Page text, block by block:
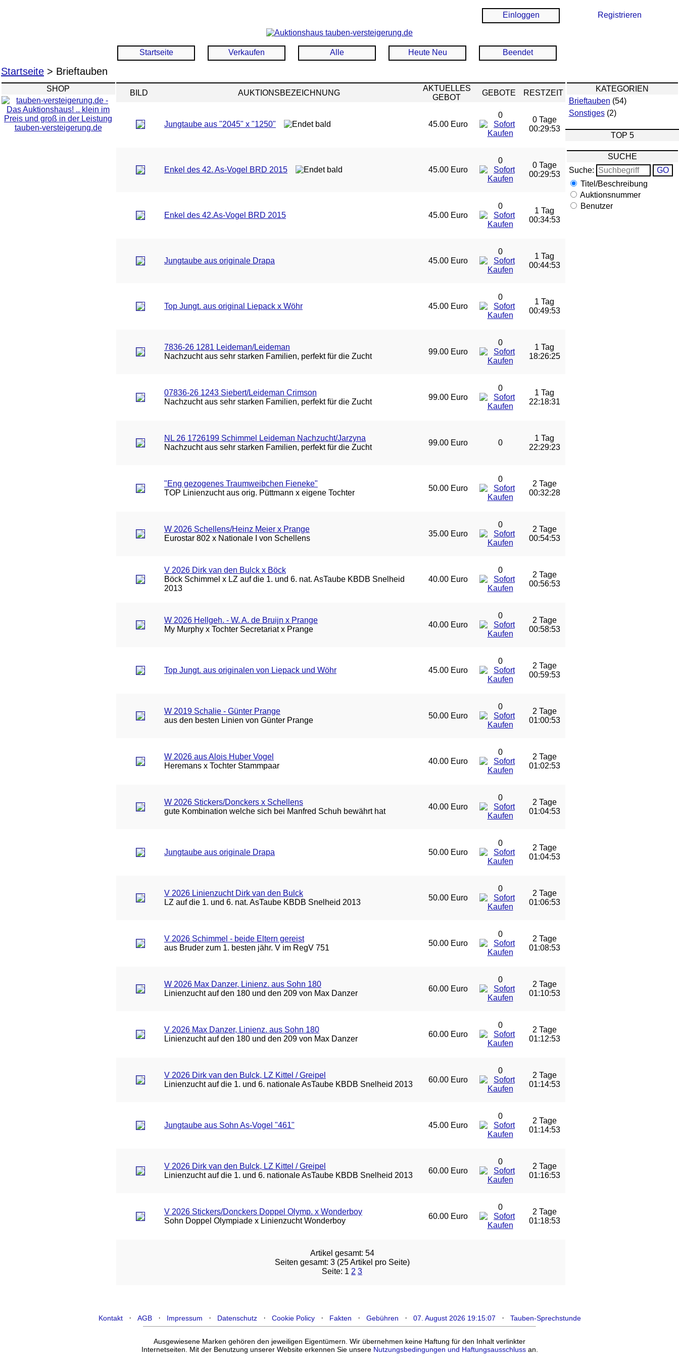
Einloggen Registrieren
Startseite Verkaufen Alle Heute Neu Beendet
Startseite > Brieftauben
SHOP
tauben-versteigerung.de
BILD AUKTIONSBEZEICHNUNG
AKTUELLES
GEBOT
GEBOTE RESTZEIT
Jungtaube aus "2045" x "1250" 45.00 Euro
0
0 Tage
00:29:53
Enkel des 42. As-Vogel BRD 2015 45.00 Euro
0
0 Tage
00:29:53
Enkel des 42.As-Vogel BRD 2015 45.00 Euro
0
1 Tag
00:34:53
Jungtaube aus originale Drapa 45.00 Euro
0
1 Tag
00:44:53
Top Jungt. aus original Liepack x Wöhr 45.00 Euro
0
1 Tag
00:49:53
7836-26 1281 Leideman/Leideman
Nachzucht aus sehr starken Familien, perfekt für die Zucht
99.00 Euro
0
1 Tag
18:26:25
07836-26 1243 Siebert/Leideman Crimson
Nachzucht aus sehr starken Familien, perfekt für die Zucht
99.00 Euro
0
1 Tag
22:18:31
NL 26 1726199 Schimmel Leideman Nachzucht/Jarzyna
Nachzucht aus sehr starken Familien, perfekt für die Zucht
99.00 Euro 0
1 Tag
22:29:23
"Eng gezogenes Traumweibchen Fieneke"
TOP Linienzucht aus orig. Püttmann x eigene Tochter
50.00 Euro
0
2 Tage
00:32:28
W 2026 Schellens/Heinz Meier x Prange
Eurostar 802 x Nationale I von Schellens
35.00 Euro
0
2 Tage
00:54:53
V 2026 Dirk van den Bulck x Böck
Böck Schimmel x LZ auf die 1. und 6. nat. AsTaube KBDB Snelheid
2013
40.00 Euro
0
2 Tage
00:56:53
W 2026 Hellgeh. - W. A. de Bruijn x Prange
My Murphy x Tochter Secretariat x Prange
40.00 Euro
0
2 Tage
00:58:53
Top Jungt. aus originalen von Liepack und Wöhr 45.00 Euro
0
2 Tage
00:59:53
W 2019 Schalie - Günter Prange
aus den besten Linien von Günter Prange
50.00 Euro
0
2 Tage
01:00:53
W 2026 aus Alois Huber Vogel
Heremans x Tochter Stammpaar
40.00 Euro
0
2 Tage
01:02:53
W 2026 Stickers/Donckers x Schellens
gute Kombination welche sich bei Manfred Schuh bewährt hat
40.00 Euro
0
2 Tage
01:04:53
Jungtaube aus originale Drapa 50.00 Euro
0
2 Tage
01:04:53
V 2026 Linienzucht Dirk van den Bulck
LZ auf die 1. und 6. nat. AsTaube KBDB Snelheid 2013
50.00 Euro
0
2 Tage
01:06:53
V 2026 Schimmel - beide Eltern gereist
aus Bruder zum 1. besten jähr. V im RegV 751
50.00 Euro
0
2 Tage
01:08:53
W 2026 Max Danzer, Linienz. aus Sohn 180
Linienzucht auf den 180 und den 209 von Max Danzer
60.00 Euro
0
2 Tage
01:10:53
V 2026 Max Danzer, Linienz. aus Sohn 180
Linienzucht auf den 180 und den 209 von Max Danzer
60.00 Euro
0
2 Tage
01:12:53
V 2026 Dirk van den Bulck, LZ Kittel / Greipel
Linienzucht auf die 1. und 6. nationale AsTaube KBDB Snelheid 2013
60.00 Euro
0
2 Tage
01:14:53
Jungtaube aus Sohn As-Vogel "461" 45.00 Euro
0
2 Tage
01:14:53
V 2026 Dirk van den Bulck, LZ Kittel / Greipel
Linienzucht auf die 1. und 6. nationale AsTaube KBDB Snelheid 2013
60.00 Euro
0
2 Tage
01:16:53
V 2026 Stickers/Donckers Doppel Olymp. x Wonderboy
Sohn Doppel Olympiade x Linienzucht Wonderboy
60.00 Euro
0
2 Tage
01:18:53
Artikel gesamt: 54
Seiten gesamt: 3 (25 Artikel pro Seite)
Seite: 1 2 3
KATEGORIEN
Brieftauben (54)
Sonstiges (2)
TOP 5
SUCHE
Suche:
Titel/Beschreibung
Auktionsnummer
Benutzer
Kontakt· AGB· Impressum · Datenschutz· Cookie Policy· Fakten · Gebühren · 07. August 2026 19:15:07 · Tauben-Sprechstunde
Ausgewiesene Marken gehören den jeweiligen Eigentümern. Wir übernehmen keine Haftung für den Inhalt verlinkter
Internetseiten. Mit der Benutzung unserer Website erkennen Sie unsere Nutzungsbedingungen und Haftungsausschlussan.